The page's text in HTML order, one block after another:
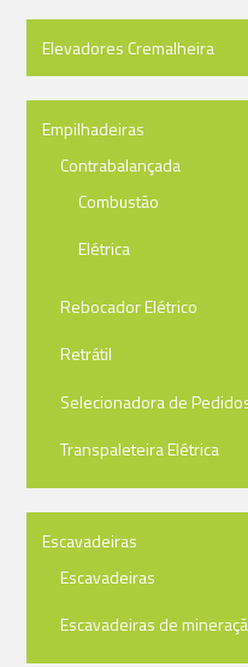
Elevadores Cremalheira
Empilhadeiras
Contrabalançada
Combustão
Elétrica
Rebocador Elétrico
Retrátil
Selecionadora de
Transpaleteira Elétrica
Escavadeiras
Escavadeiras
Escavadeiras de